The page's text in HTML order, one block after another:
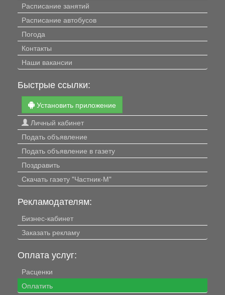
Расписание занятий
Расписание автобусов
Погода
Контакты
Наши вакансии
Быстрые ссылки:
Установить приложение
Личный кабинет
Подать объявление
Подать объявление в газету
Поздравить
Скачать газету "Частник-М"
Рекламодателям:
Бизнес-кабинет
Заказать рекламу
Оплата услуг:
Расценки
Оплатить